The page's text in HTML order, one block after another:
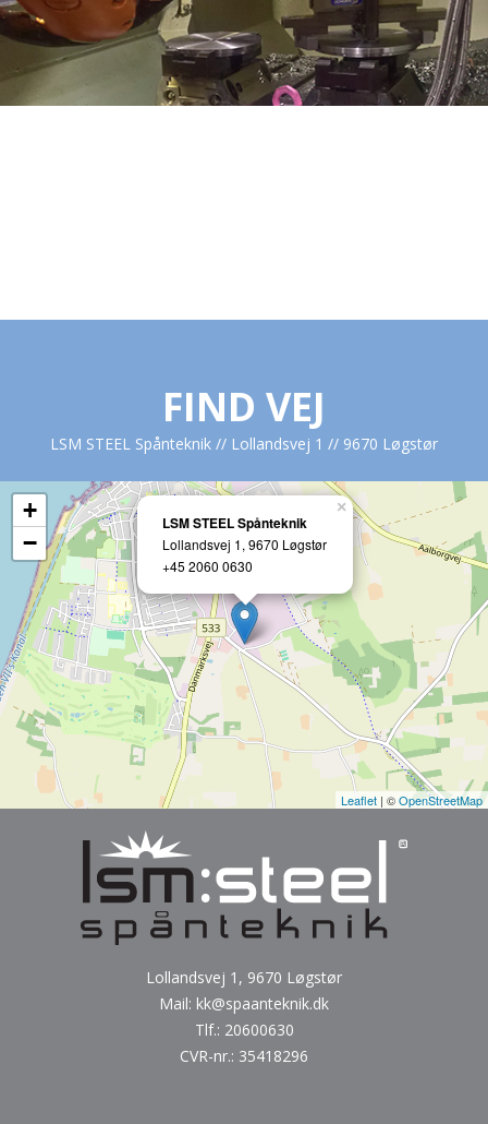
FIND VEJ
LSM STEEL Spånteknik // Lollandsvej 1 // 9670 Løgstør
LSM STEEL Spånteknik
Lollandsvej 1, 9670 Løgstør
+45 2060 0630
×
+
−
Leaflet | ©OpenStreetMap
Lollandsvej 1, 9670 Løgstør
Mail: kk@spaanteknik.dk
Tlf.: 20600630
CVR-nr.: 35418296